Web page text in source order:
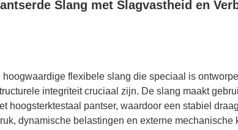
Slang met Slagvastheid en
flexibele slang die speciaal is
integriteit cruciaal zijn. De slang maakt
hoogsterktestaal pantser, waardoor een stabiel
dynamische belastingen en externe mechanische